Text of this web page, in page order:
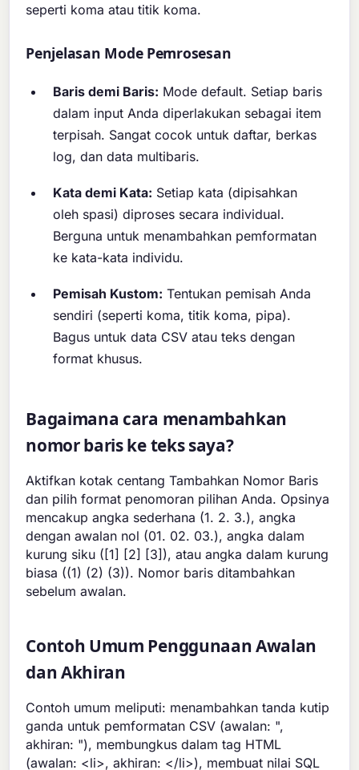
seperti koma atau titik koma.
Penjelasan Mode Pemrosesan
Baris demi Baris: Mode default. Setiap baris
dalam input Anda diperlakukan sebagai item
terpisah. Sangat cocok untuk daftar, berkas
log, dan data multibaris.
Kata demi Kata: Setiap kata (dipisahkan
oleh spasi) diproses secara individual.
Berguna untuk menambahkan pemformatan
ke kata-kata individu.
Pemisah Kustom: Tentukan pemisah Anda
sendiri (seperti koma, titik koma, pipa).
Bagus untuk data CSV atau teks dengan
format khusus.
Bagaimana cara menambahkan
nomor baris ke teks saya?
Aktifkan kotak centang Tambahkan Nomor Baris
dan pilih format penomoran pilihan Anda. Opsinya
mencakup angka sederhana (1. 2. 3.), angka
dengan awalan nol (01. 02. 03.), angka dalam
kurung siku ([1] [2] [3]), atau angka dalam kurung
biasa ((1) (2) (3)). Nomor baris ditambahkan
sebelum awalan.
Contoh Umum Penggunaan Awalan
dan Akhiran
Contoh umum meliputi: menambahkan tanda kutip
ganda untuk pemformatan CSV (awalan: ",
akhiran: "), membungkus dalam tag HTML
(awalan: <li>, akhiran: </li>), membuat nilai SQL